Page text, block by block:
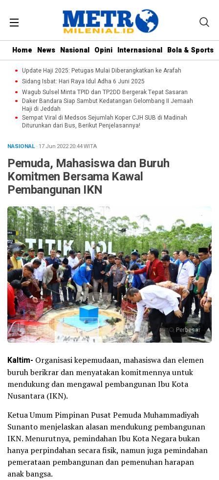
Home News Nasional Opini Internasional Bola & Sports
Update Haji 2025: Petugas Mulai Diberangkatkan ke Arafah
Sidang Isbat: Hari Raya Idul Adha 6 Juni 2025
Wagub Sulsel Minta TPID dan TP2DD Bergerak Tepat Sasaran
Daker Bandara Siap Sambut Kedatangan Gelombang II Jemaah
Haji di Jeddah
Sempat Viral di Medsos Sejumlah Koper CJH SUB di Madinah
Diturunkan dari Bus, Berikut Penjelasannya!
NASIONAL· 17 Jun 202220:44WITA
Pemuda, Mahasiswa dan Buruh
Komitmen Bersama Kawal
Pembangunan IKN
Perbesar
Kaltim- Organisasi kepemudaan, mahasiswa dan elemen
buruh berikrar dan menyatakan komitmennya untuk
mendukung dan mengawal pembangunan Ibu Kota
Nusantara (IKN).
Ketua Umum Pimpinan Pusat Pemuda Muhammadiyah
Sunanto menjelaskan alasan mendukung pembangunan
IKN. Menurutnya, pemindahan Ibu Kota Negara bukan
hanya perpindahan secara fisik, namun juga pemindahan
pemerataan pembangunan dan pemenuhan harapan
anak bangsa.